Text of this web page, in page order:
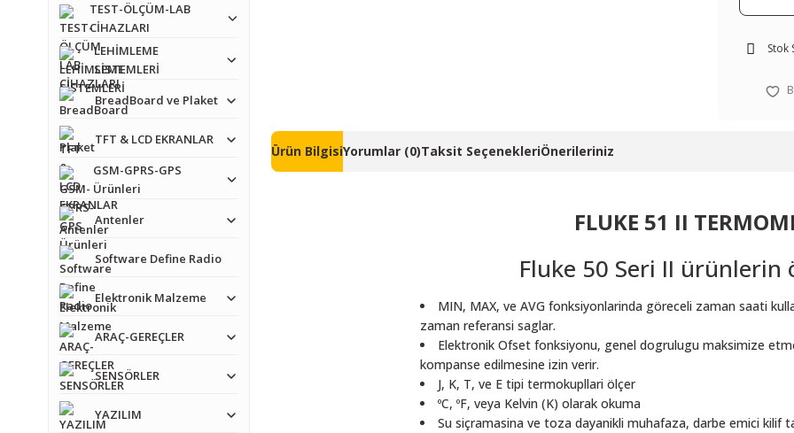
TEST-ÖLÇÜM-LAB
CİHAZLARI
LEHİMLEME
SİSTEMLERİ
BreadBoard ve Plaket
TFT & LCD EKRANLAR
GSM-GPRS-GPS
Ürünleri
Antenler
Software Define Radio
Elektronik Malzeme
ARAÇ-GEREÇLER
SENSÖRLER
YAZILIM
Stok
Ürün BilgisiYorumlar (0)Taksit SeçenekleriÖnerileriniz
FLUKE 51 II
Fluke 50 Seri II ürünlerin
MIN, MAX, ve AVG fonksiyonlarinda göreceli zaman saati
zaman referansi saglar.
Elektronik Ofset fonksiyonu, genel dogrulugu maksimize
kompanse edilmesine izin verir.
J, K, T, ve E tipi termokupllari ölçer
ºC, ºF, veya Kelvin (K) olarak okuma
Su siçramasina ve toza dayanikli muhafaza, darbe emici kilif